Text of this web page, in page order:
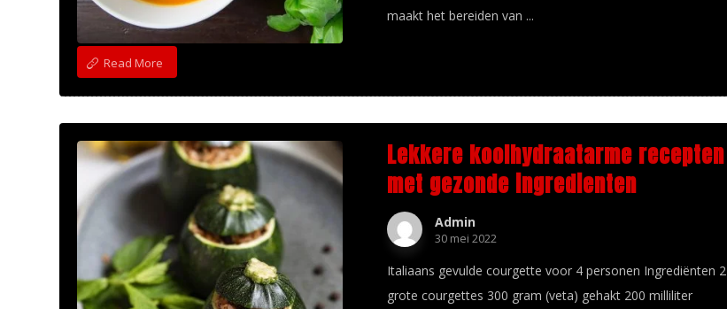
maakt het bereiden van ...
Read More
Lekkere koolhydraatarme recepten
met gezonde ingredienten
Admin
30 mei 2022
Italiaans gevulde courgette voor 4 personen Ingrediënten 2
grote courgettes 300 gram (veta) gehakt 200 milliliter